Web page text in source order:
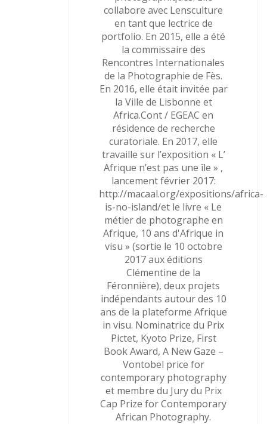
collabore avec Lensculture
en tant que lectrice de
portfolio. En 2015, elle a été
la commissaire des
Rencontres Internationales
de la Photographie de Fès.
En 2016, elle était invitée par
la Ville de Lisbonne et
Africa.Cont / EGEAC en
résidence de recherche
curatoriale. En 2017, elle
travaille sur l’exposition « L’
Afrique n’est pas une île » ,
lancement février 2017:
http://macaal.org/expositions/africa-
is-no-island/et le livre « Le
métier de photographe en
Afrique, 10 ans d'Afrique in
visu » (sortie le 10 octobre
2017 aux éditions
Clémentine de la
Féronnière), deux projets
indépendants autour des 10
ans de la plateforme Afrique
in visu. Nominatrice du Prix
Pictet, Kyoto Prize, First
Book Award, A New Gaze –
Vontobel price for
contemporary photography
et membre du Jury du Prix
Cap Prize for Contemporary
African Photography.